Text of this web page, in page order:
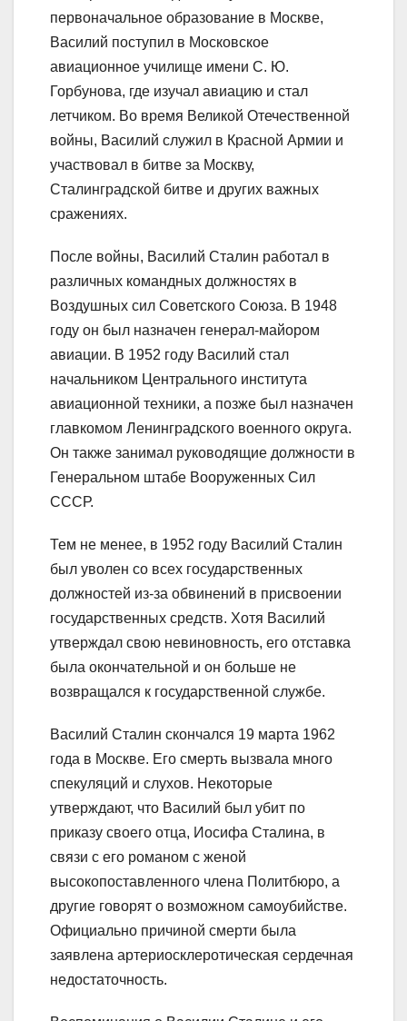
первоначальное образование в Москве,
Василий поступил в Московское
авиационное училище имени С. Ю.
Горбунова, где изучал авиацию и стал
летчиком. Во время Великой Отечественной
войны, Василий служил в Красной Армии и
участвовал в битве за Москву,
Сталинградской битве и других важных
сражениях.
После войны, Василий Сталин работал в
различных командных должностях в
Воздушных сил Советского Союза. В 1948
году он был назначен генерал-майором
авиации. В 1952 году Василий стал
начальником Центрального института
авиационной техники, а позже был назначен
главкомом Ленинградского военного округа.
Он также занимал руководящие должности в
Генеральном штабе Вооруженных Сил
СССР.
Тем не менее, в 1952 году Василий Сталин
был уволен со всех государственных
должностей из-за обвинений в присвоении
государственных средств. Хотя Василий
утверждал свою невиновность, его отставка
была окончательной и он больше не
возвращался к государственной службе.
Василий Сталин скончался 19 марта 1962
года в Москве. Его смерть вызвала много
спекуляций и слухов. Некоторые
утверждают, что Василий был убит по
приказу своего отца, Иосифа Сталина, в
связи с его романом с женой
высокопоставленного члена Политбюро, а
другие говорят о возможном самоубийстве.
Официально причиной смерти была
заявлена артериосклеротическая сердечная
недостаточность.